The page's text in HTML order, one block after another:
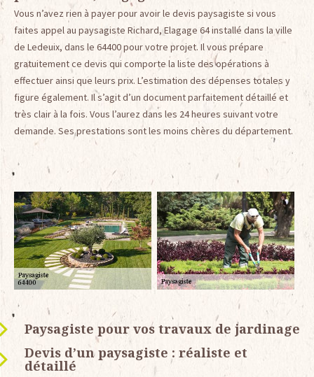
Vous n’avez rien à payer pour avoir le devis paysagiste si vous
faites appel au paysagiste Richard, Elagage 64 installé dans la ville
de Ledeuix, dans le 64400 pour votre projet. Il vous prépare
gratuitement ce devis qui comporte la liste des opérations à
effectuer ainsi que leurs prix. L’estimation des dépenses totales y
figure également. Il s’agit d’un document parfaitement détaillé et
très clair à la fois. Vous l’aurez dans les 24 heures suivant votre
demande. Ses prestations sont les moins chères du département.
Paysagiste pour vos travaux de jardinage
Devis d’un paysagiste : réaliste et
détaillé